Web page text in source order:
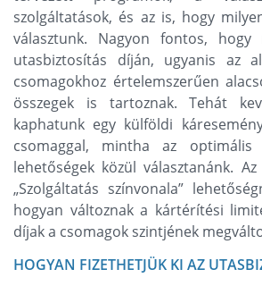
szolgáltatások, és az is, hogy
választunk. Nagyon fontos,
utasbiztosítás díján, ugyanis az
csomagokhoz értelemszerűen
összegek is tartoznak. Tehát
kaphatunk egy külföldi
csomaggal, mintha az optimális
lehetőségek közül választanánk.
„Szolgáltatás színvonala”
hogyan változnak a kártérítési
díjak a csomagok szintjének
HOGYAN FIZETHETJÜK KI AZ